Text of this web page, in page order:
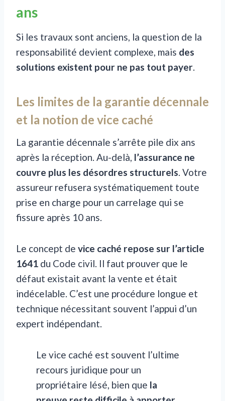
ans
Si les travaux sont anciens, la question de la
responsabilité devient complexe, mais des
solutions existent pour ne pas tout payer.
Les limites de la garantie décennale
et la notion de vice caché
La garantie décennale s’arrête pile dix ans
après la réception. Au-delà, l’assurance ne
couvre plus les désordres structurels. Votre
assureur refusera systématiquement toute
prise en charge pour un carrelage qui se
fissure après 10 ans.
Le concept de vice caché repose sur l’article
1641 du Code civil. Il faut prouver que le
défaut existait avant la vente et était
indécelable. C’est une procédure longue et
technique nécessitant souvent l’appui d’un
expert indépendant.
Le vice caché est souvent l’ultime
recours juridique pour un
propriétaire lésé, bien que la